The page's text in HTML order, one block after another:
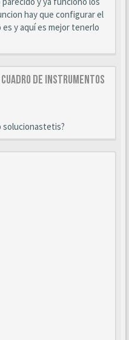
hay que configurar el
y aquí es mejor tenerlo
de instrumentos
solucionastetis?